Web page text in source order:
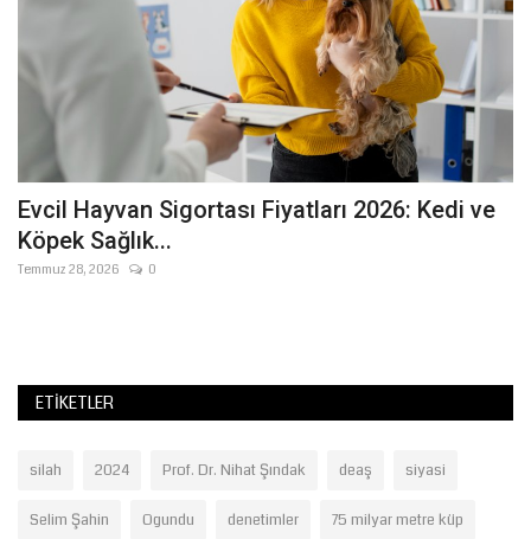
Evcil Hayvan Sigortası Fiyatları 2026: Kedi ve
Köpek Sağlık...
Temmuz 28, 2026 0
ETIKETLER
silah 2024 Prof. Dr. Nihat Şındak deaş siyasi
Selim Şahin Ogundu denetimler 75 milyar metre küp